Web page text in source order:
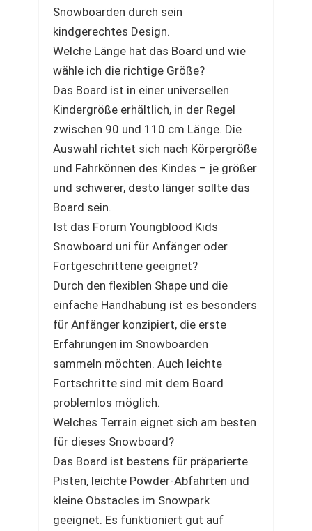
Snowboarden durch sein
kindgerechtes Design.
Welche Länge hat das Board und wie
wähle ich die richtige Größe?
Das Board ist in einer universellen
Kindergröße erhältlich, in der Regel
zwischen 90 und 110 cm Länge. Die
Auswahl richtet sich nach Körpergröße
und Fahrkönnen des Kindes – je größer
und schwerer, desto länger sollte das
Board sein.
Ist das Forum Youngblood Kids
Snowboard uni für Anfänger oder
Fortgeschrittene geeignet?
Durch den flexiblen Shape und die
einfache Handhabung ist es besonders
für Anfänger konzipiert, die erste
Erfahrungen im Snowboarden
sammeln möchten. Auch leichte
Fortschritte sind mit dem Board
problemlos möglich.
Welches Terrain eignet sich am besten
für dieses Snowboard?
Das Board ist bestens für präparierte
Pisten, leichte Powder-Abfahrten und
kleine Obstacles im Snowpark
geeignet. Es funktioniert gut auf